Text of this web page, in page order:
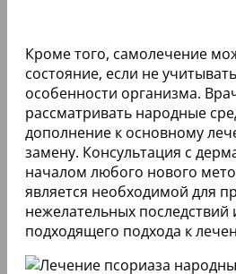
Кроме того, самолечение
состояние, если не
особенности организма.
рассматривать народные
дополнение к основному
замену. Консультация с
началом любого нового
является необходимой для
нежелательных
подходящего подхода к